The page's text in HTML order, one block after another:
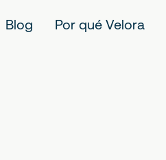
Blog Por qué Velora